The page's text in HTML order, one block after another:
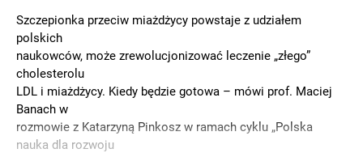
Szczepionka przeciw miażdżycy powstaje z udziałem
polskich
naukowców, może zrewolucjonizować leczenie „złego”
cholesterolu
LDL i miażdżycy. Kiedy będzie gotowa – mówi prof. Maciej
Banach w
rozmowie z Katarzyną Pinkosz w ramach cyklu „Polska
nauka dla rozwoju